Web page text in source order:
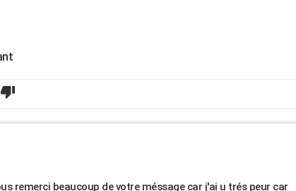
remerci beaucoup de votre méssage car j'ai u trés peur car